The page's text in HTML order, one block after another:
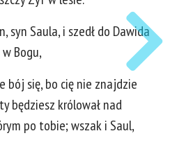
syn Saula, i szedł do Dawida
Bogu,
bój się, bo cię nie znajdzie
będziesz królował nad
po tobie; wszak i Saul,